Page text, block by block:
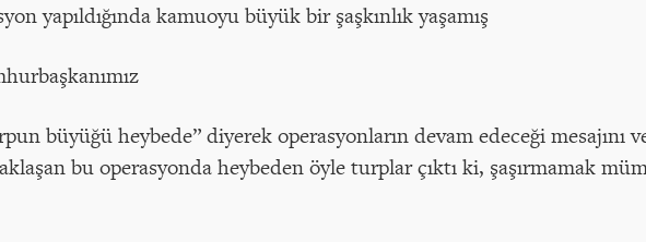
yapıldığında kamuoyu büyük bir şaşkınlık yaşamış
büyüğü heybede” diyerek operasyonların devam edeceği mesajını
bu operasyonda heybeden öyle turplar çıktı ki, şaşırmamak